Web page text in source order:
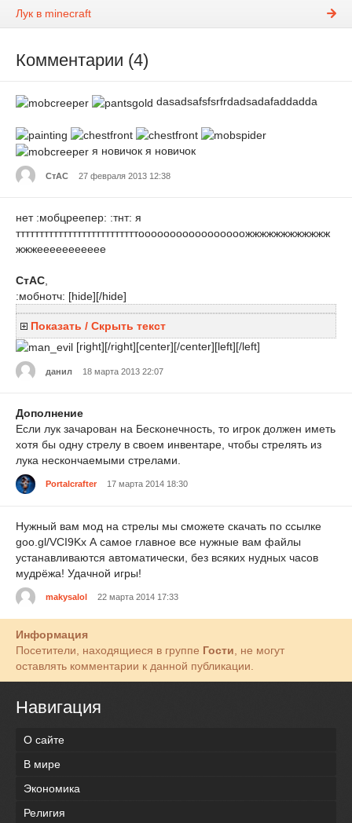
Лук в minecraft
Комментарии (4)
dasadsafsfsrfrdadsadafaddadda
я новичок я новичок
СтАС 27 февраля 2013 12:38
нет :мобцреепер: :тнт: я
ттттттттттттттттттттттттттооооооооооооооооожжжжжжжжжжжж
жжжеееееееееее
СтАС
:мобнотч: [hide][/hide]
Показать / Скрыть текст
[right][/right][center][/center][left][/left]
данил 18 марта 2013 22:07
Дополнение
Если лук зачарован на Бесконечность, то игрок должен иметь
хотя бы одну стрелу в своем инвентаре, чтобы стрелять из
лука нескончаемыми стрелами.
Portalcrafter 17 марта 2014 18:30
Нужный вам мод на стрелы мы сможете скачать по ссылке
goo.gl/VCI9Kx А самое главное все нужные вам файлы
устанавливаются автоматически, без всяких нудных часов
мудрёжа! Удачной игры!
makysalol 22 марта 2014 17:33
Информация
Посетители, находящиеся в группе Гости , не могут
оставлять комментарии к данной публикации.
Навигация
О сайте
В мире
Экономика
Религия